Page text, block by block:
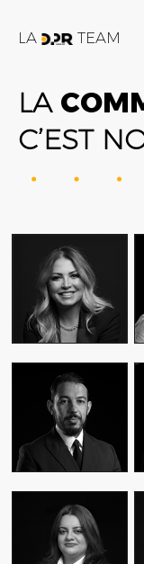
LA TEAM
LA
C’EST
FATIME ZOHRA
OUTAGHANI
CEO & FOUNDER
WASSIM KASSARI
CHIEF FINANCIAL
OFFICER